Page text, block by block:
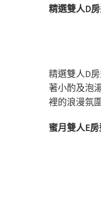
精選雙人D
精選雙人D
著小酌及泡
裡的浪漫氛
蜜月雙人E